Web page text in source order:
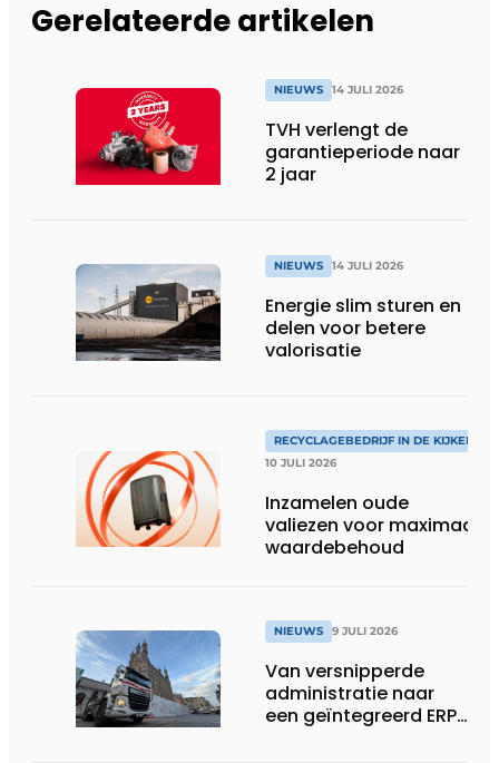
Gerelateerde artikelen
NIEUWS 14 JULI 2026
TVH verlengt de
garantieperiode naar
2 jaar
NIEUWS 14 JULI 2026
Energie slim sturen en
delen voor betere
valorisatie
RECYCLAGEBEDRIJF IN DE KIJKER
10 JULI 2026
Inzamelen oude
valiezen voor maximaal
waardebehoud
NIEUWS 9 JULI 2026
Van versnipperde
administratie naar
een geïntegreerd ERP-